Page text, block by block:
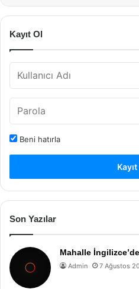
Kayıt Ol
Beni hatırla
Son Yazılar
Mahalle
Admin 7 Ağustos